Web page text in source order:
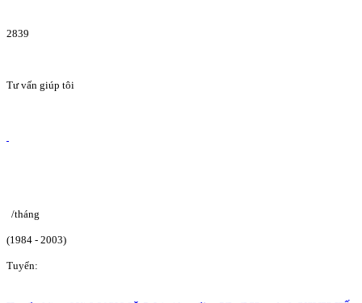
2839
Tư vấn giúp tôi
/tháng
(1984 - 2003)
Tuyển: